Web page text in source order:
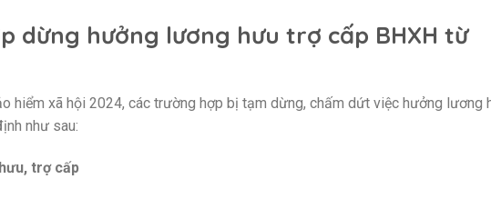
dừng hưởng lương hưu trợ cấp BHXH từ
hiểm xã hội 2024, các trường hợp bị tạm dừng, chấm dứt việc hưởng lương
như sau:
trợ cấp